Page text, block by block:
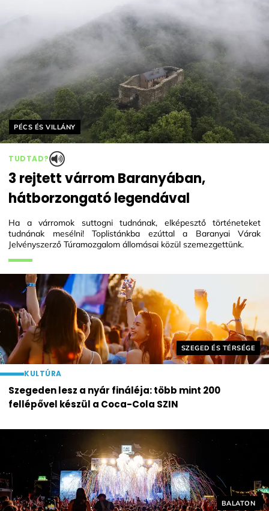
Helyszín címkék:
SZEGED ÉS TÉRSÉGE
KULTÚRA
Szegeden lesz a nyár fináléja: több mint 200
fellépővel készül a Coca-Cola SZIN
Helyszín címkék:
PÉCS ÉS VILLÁNY
TUDTAD?
3 rejtett várrom Baranyában,
hátborzongató legendával
Ha a várromok suttogni tudnának, elképesztő történeteket
tudnának mesélni! Toplistánkba ezúttal a Baranyai Várak
Jelvényszerző Túramozgalom állomásai közül szemezgettünk.
Helyszín
BALATON